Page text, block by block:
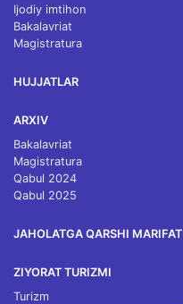
Ijodiy imtihon
Bakalavriat
Magistratura
HUJJATLAR
ARXIV
Bakalavriat
Magistratura
Qabul 2024
Qabul 2025
JAHOLATGA QARSHI MARIFAT
ZIYORAT TURIZMI
Turizm